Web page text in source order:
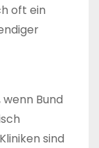
oft ein
Bund
sind